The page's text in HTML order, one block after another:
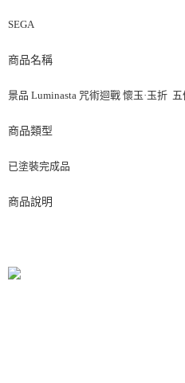
SEGA
商品名稱
景品 Luminasta 咒術迴戰 懷玉·玉折
商品類型
已塗裝完成品
商品說明